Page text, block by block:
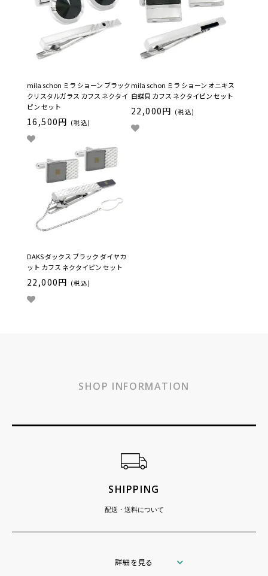
mila schon ミラ ショーン ブラック
クリスタルガラス カフス ネクタイ
ピン セット
16,500円 (税込)
mila schon ミラ ショーン オニキス
白蝶貝 カフス ネクタイピン セット
22,000円 (税込)
DAKS ダックス ブラック ダイヤカ
ット カフス ネクタイピン セット
22,000円 (税込)
SHOP INFORMATION
SHIPPING
配送・送料について
詳細を見る